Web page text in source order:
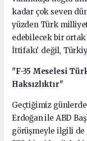
kadar çok seven
yüzden Türk
edebilecek bir ortak
İttifakı' değil,
"F-35 Meselesi
Haksızlıktır"
Geçtiğimiz
Erdoğan ile ABD
görüşmeyle ilgili de